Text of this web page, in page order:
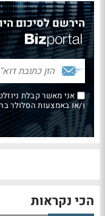
הירשם לסיכום
אני מאשר קבלת
ו/או באמצעות הסלולר בהתאם
הכי נקראות